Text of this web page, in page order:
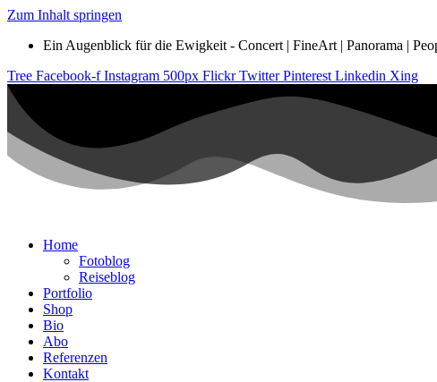
Zum Inhalt springen
Ein Augenblick für die Ewigkeit - Concert | FineArt | Panorama |
Tree Facebook-f Instagram 500px Flickr Twitter Pinterest Linkedin Xing
Home
Fotoblog
Reiseblog
Portfolio
Shop
Bio
Abo
Referenzen
Kontakt